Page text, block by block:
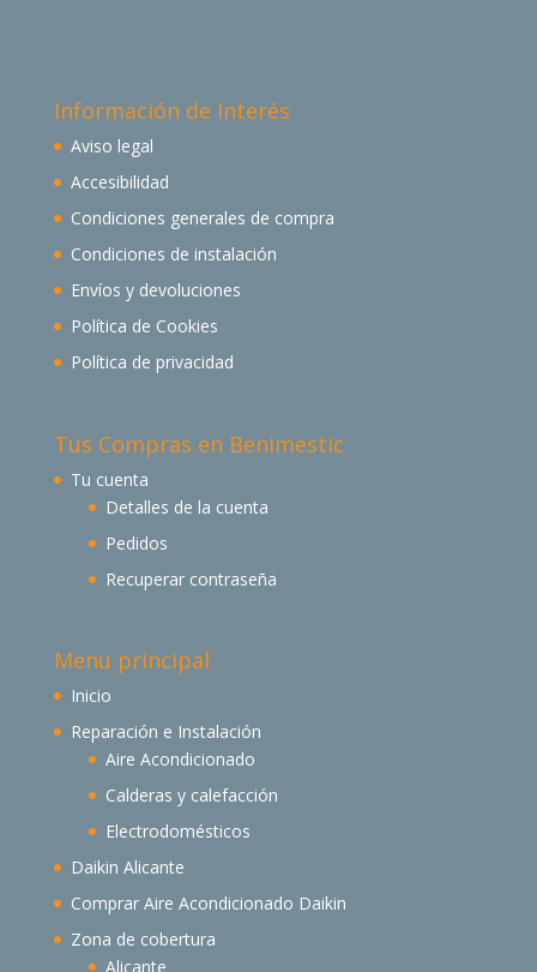
Información de Interés
Aviso legal
Accesibilidad
Condiciones generales de compra
Condiciones de instalación
Envíos y devoluciones
Política de Cookies
Política de privacidad
Tus Compras en Benimestic
Tu cuenta
Detalles de la cuenta
Pedidos
Recuperar contraseña
Menu principal
Inicio
Reparación e Instalación
Aire Acondicionado
Calderas y calefacción
Electrodomésticos
Daikin Alicante
Comprar Aire Acondicionado Daikin
Zona de cobertura
Alicante